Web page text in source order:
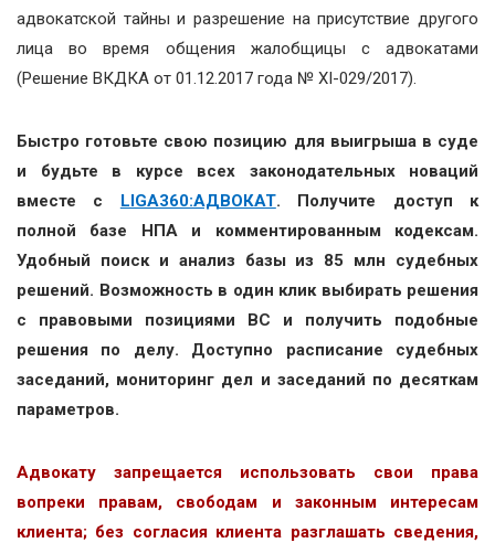
адвокатской тайны и разрешение на присутствие другого
лица во время общения жалобщицы с адвокатами
(Решение ВКДКА от 01.12.2017 года № XI-029/2017).
Быстро готовьте свою позицию для выигрыша в суде
и будьте в курсе всех законодательных новаций
вместе с LIGA360:АДВОКАТ. Получите доступ к
полной базе НПА и комментированным кодексам.
Удобный поиск и анализ базы из 85 млн судебных
решений. Возможность в один клик выбирать решения
с правовыми позициями ВС и получить подобные
решения по делу. Доступно расписание судебных
заседаний, мониторинг дел и заседаний по десяткам
параметров.
Адвокату запрещается использовать свои права
вопреки правам, свободам и законным интересам
клиента; без согласия клиента разглашать сведения,